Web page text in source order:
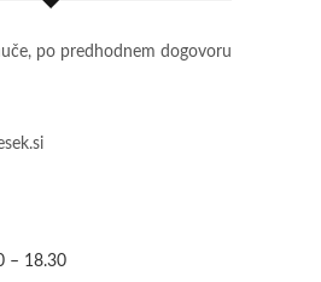
po predhodnem dogovoru
– 18.30